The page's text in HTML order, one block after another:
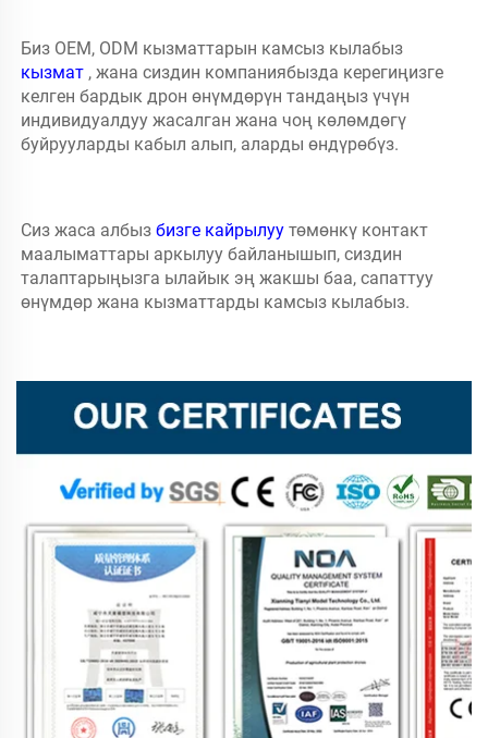
кызмат , жана сиздин компаниябызда керегиңизге
келген бардык дрон өнүмдөрүн тандаңыз үчүн
индивидуалдуу жасалган жана чоң көлөмдөгү
буйрууларды кабыл алып, аларды өндүрөбүз.
Сиз жаса албыз бизге кайрылуу төмөнкү контакт
маалыматтары аркылуу байланышып, сиздин
талаптарыңызга ылайык эң жакшы баа, сапаттуу
өнүмдөр жана кызматтарды камсыз кылабыз.